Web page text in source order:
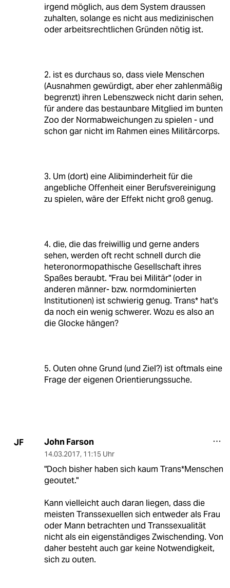
irgend möglich, aus dem System draussen
zuhalten, solange es nicht aus medizinischen
oder arbeitsrechtlichen Gründen nötig ist.
2. ist es durchaus so, dass viele Menschen
(Ausnahmen gewürdigt, aber eher zahlenmäßig
begrenzt) ihren Lebenszweck nicht darin sehen,
für andere das bestaunbare Mitglied im bunten
Zoo der Normabweichungen zu spielen - und
schon gar nicht im Rahmen eines Militärcorps.
3. Um (dort) eine Alibiminderheit für die
angebliche Offenheit einer Berufsvereinigung
zu spielen, wäre der Effekt nicht groß genug.
4. die, die das freiwillig und gerne anders
sehen, werden oft recht schnell durch die
heteronormopathische Gesellschaft ihres
Spaßes beraubt. "Frau bei Militär" (oder in
anderen männer- bzw. normdominierten
Institutionen) ist schwierig genug. Trans* hat's
da noch ein wenig schwerer. Wozu es also an
die Glocke hängen?
5. Outen ohne Grund (und Ziel?) ist oftmals eine
Frage der eigenen Orientierungssuche.
JF John Farson
14.03.2017, 11:15 Uhr
"Doch bisher haben sich kaum Trans*Menschen
geoutet."
Kann vielleicht auch daran liegen, dass die
meisten Transsexuellen sich entweder als Frau
oder Mann betrachten und Transsexualität
nicht als ein eigenständiges Zwischending. Von
daher besteht auch gar keine Notwendigkeit,
sich zu outen.